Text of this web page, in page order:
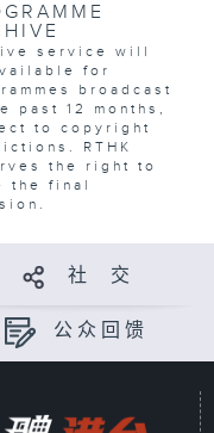
service will
for
broadcast
past 12 months,
to copyright
RTHK
the right to
the final
社 交
公众回馈